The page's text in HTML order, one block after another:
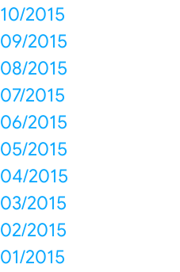
10/2015
09/2015
08/2015
07/2015
06/2015
05/2015
04/2015
03/2015
02/2015
01/2015